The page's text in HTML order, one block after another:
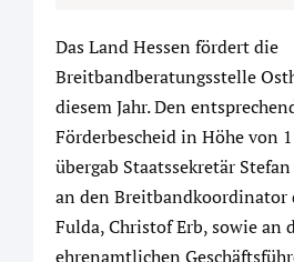
Das Land Hessen fördert die
Breitbandberatungsstelle
diesem Jahr. Den
Förderbescheid in Höhe von
übergab Staatssekretär
an den Breitbandkoordinator
Fulda, Christof Erb, sowie an
ehrenamtlichen